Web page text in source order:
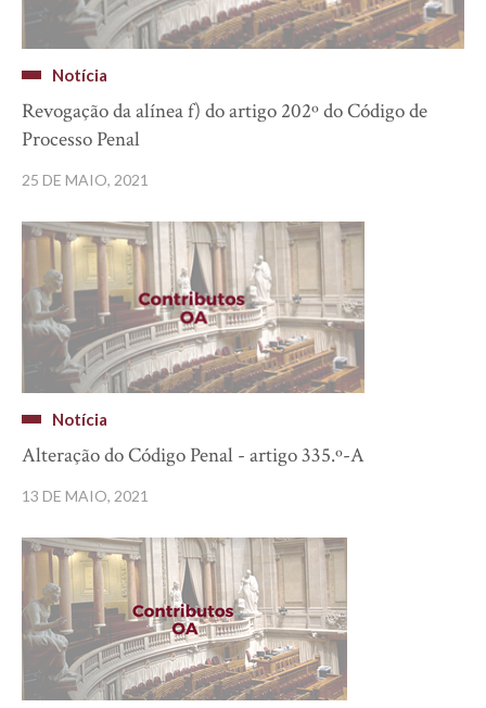
Notícia
Revogação da alínea f) do artigo 202º do Código de
Processo Penal
25 DE MAIO, 2021
Notícia
Alteração do Código Penal - artigo 335.º-A
13 DE MAIO, 2021